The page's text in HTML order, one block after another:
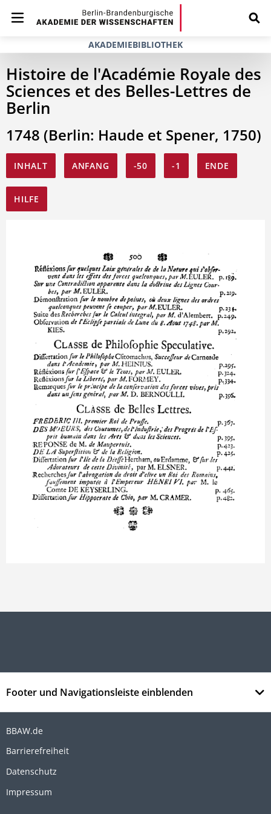
AKADEMIEBIBLIOTHEK
Histoire de l'Académie Royale des
Sciences et des Belles-Lettres de
Berlin
1748 (Berlin: Haude et Spener, 1750)
INHALT ANFANG -50 -1 ENDE
HILFE
Footer und Navigationsleiste einblenden
BBAW.de
Barrierefreiheit
Datenschutz
Impressum